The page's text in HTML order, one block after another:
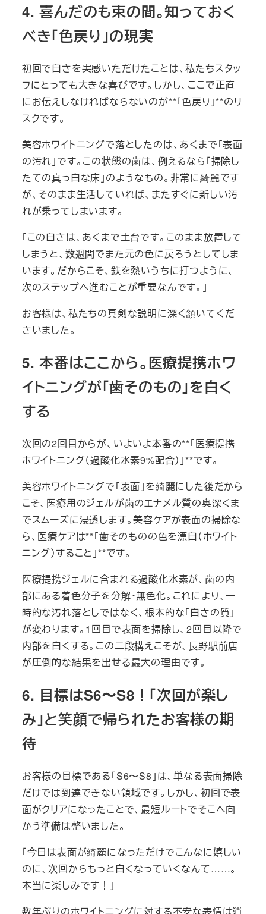
4. 喜んだのも束の間。知っておく
べき「色戻り」の現実
初回で白さを実感いただけたことは、私たちスタッ
フにとっても大きな喜びです。しかし、ここで正直
にお伝えしなければならないのが**「色戻り」**のリ
スクです。
美容ホワイトニングで落としたのは、あくまで「表面
の汚れ」です。この状態の歯は、例えるなら「掃除し
たての真っ白な床」のようなもの。非常に綺麗です
が、そのまま生活していれば、またすぐに新しい汚
れが乗ってしまいます。
「この白さは、あくまで土台です。このまま放置して
しまうと、数週間でまた元の色に戻ろうとしてしま
います。だからこそ、鉄を熱いうちに打つように、
次のステップへ進むことが重要なんです。」
お客様は、私たちの真剣な説明に深く頷いてくだ
さいました。
5. 本番はここから。医療提携ホワ
イトニングが「歯そのもの」を白く
する
次回の2回目からが、いよいよ本番の**「医療提携
ホワイトニング（過酸化水素9%配合）」**です。
美容ホワイトニングで「表面」を綺麗にした後だから
こそ、医療用のジェルが歯のエナメル質の奥深くま
でスムーズに浸透します。美容ケアが表面の掃除な
ら、医療ケアは**「歯そのものの色を漂白（ホワイト
ニング）すること」**です。
医療提携ジェルに含まれる過酸化水素が、歯の内
部にある着色分子を分解・無色化。これにより、一
時的な汚れ落としではなく、根本的な「白さの質」
が変わります。1回目で表面を掃除し、2回目以降で
内部を白くする。この二段構えこそが、長野駅前店
が圧倒的な結果を出せる最大の理由です。
6. 目標はS6〜S8！「次回が楽し
み」と笑顔で帰られたお客様の期
待
お客様の目標である「S6〜S8」は、単なる表面掃除
だけでは到達できない領域です。しかし、初回で表
面がクリアになったことで、最短ルートでそこへ向
かう準備は整いました。
「今日は表面が綺麗になっただけでこんなに嬉しい
のに、次回からもっと白くなっていくなんて……。
本当に楽しみです！」